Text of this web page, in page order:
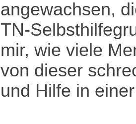
angewachsen,
TN-
mir, wie viele
von dieser
und Hilfe in einer